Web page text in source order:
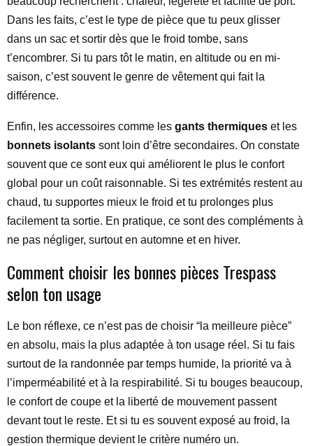
Dans les faits, c’est le type de pièce que tu peux glisser
dans un sac et sortir dès que le froid tombe, sans
t’encombrer. Si tu pars tôt le matin, en altitude ou en mi-
saison, c’est souvent le genre de vêtement qui fait la
différence.
Enfin, les accessoires comme les gants thermiques et les
bonnets isolants sont loin d’être secondaires. On constate
souvent que ce sont eux qui améliorent le plus le confort
global pour un coût raisonnable. Si tes extrémités restent au
chaud, tu supportes mieux le froid et tu prolonges plus
facilement ta sortie. En pratique, ce sont des compléments à
ne pas négliger, surtout en automne et en hiver.
Comment choisir les bonnes pièces Trespass
selon ton usage
Le bon réflexe, ce n’est pas de choisir “la meilleure pièce”
en absolu, mais la plus adaptée à ton usage réel. Si tu fais
surtout de la randonnée par temps humide, la priorité va à
l’imperméabilité et à la respirabilité. Si tu bouges beaucoup,
le confort de coupe et la liberté de mouvement passent
devant tout le reste. Et si tu es souvent exposé au froid, la
gestion thermique devient le critère numéro un.